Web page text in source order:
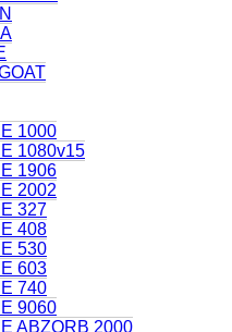
1000
1080v15
1906
2002
327
408
530
603
740
9060
ABZORB 2000